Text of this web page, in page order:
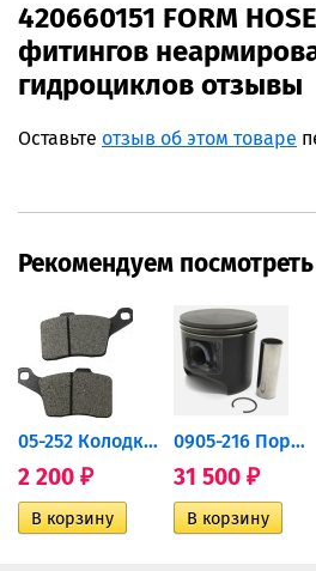
420660151 FORM
фитингов
гидроциклов отзывы
Оставьте отзыв об этом товаре
Рекомендуем посмотреть
05-252 Колодки тормозные...
2 200 ₽
0905-216 Поршень Arctic Cat...
31 500 ₽